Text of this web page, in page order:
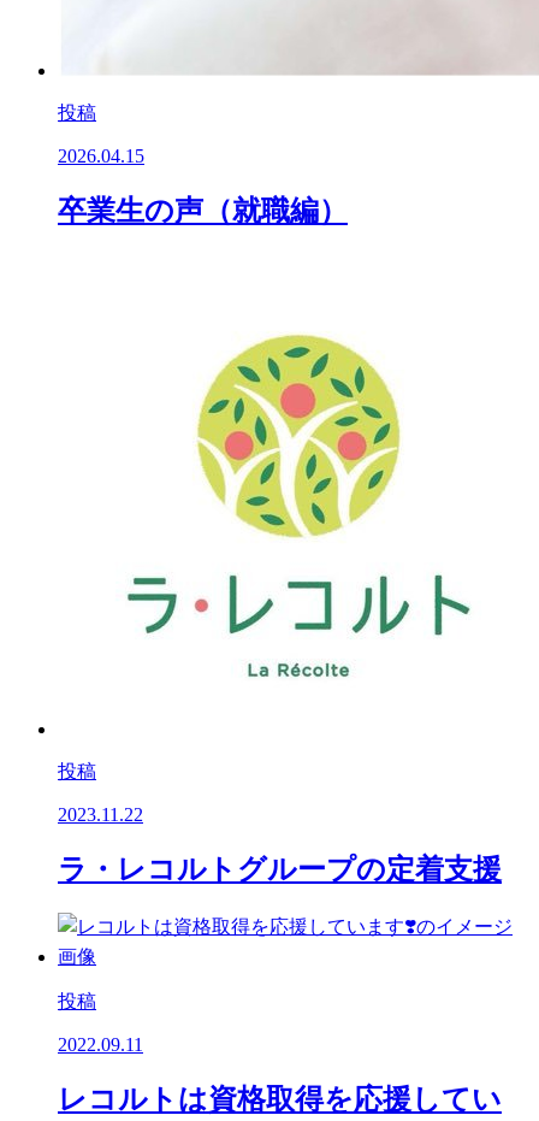
投稿
2026.04.15
卒業生の声（就職編）
投稿
2023.11.22
ラ・レコルトグループの定着支援
投稿
2022.09.11
レコルトは資格取得を応援してい